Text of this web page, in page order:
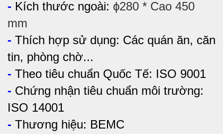
- Kích thước ngoài: ϕ280 * Cao 450
mm
- Thích hợp sử dụng: Các quán ăn, căn
tin, phòng chờ...
- Theo tiêu chuẩn Quốc Tế: ISO 9001
- Chứng nhận tiêu chuẩn môi trường:
ISO 14001
- Thương hiệu: BEMC